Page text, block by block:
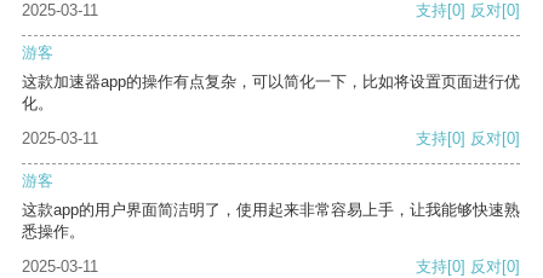
2025-03-11 支持[0] 反对[0]
游客
这款加速器app的操作有点复杂，可以简化一下，比如将设置页面进行优
化。
2025-03-11
支持[0] 反对[0]
游客
这款app的用户界面简洁明了，使用起来非常容易上手，让我能够快速熟
悉操作。
2025-03-11
支持[0] 反对[0]